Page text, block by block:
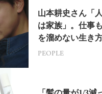
山本耕史さん「
は家族」。仕事
を溜めない生き
PEOPLE